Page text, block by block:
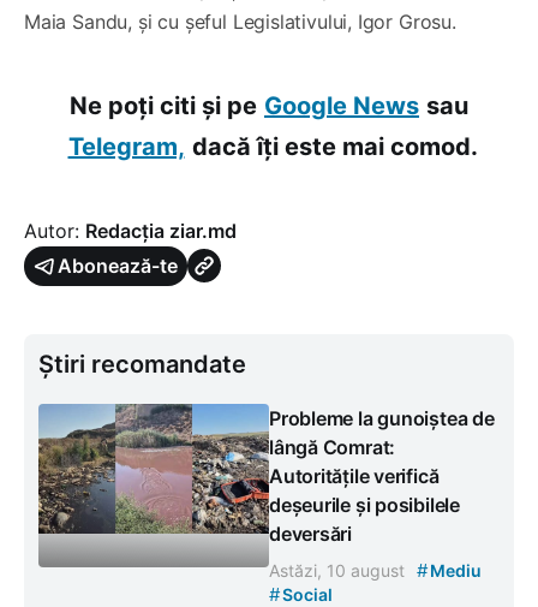
Maia Sandu, și cu șeful Legislativului, Igor Grosu.
Ne poți citi și pe Google News sau
Telegram, dacă îți este mai comod.
Autor: Redacția ziar.md
Abonează-te
Știri recomandate
Probleme la gunoiștea de
lângă Comrat:
Autoritățile verifică
deșeurile și posibilele
deversări
Astăzi, 10 august #Mediu
#Social